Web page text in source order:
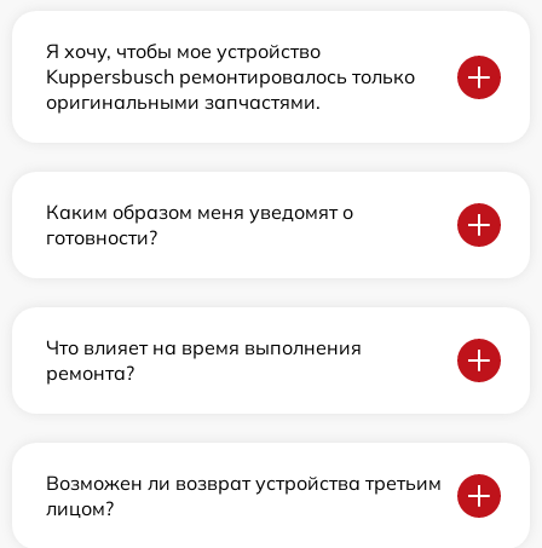
Я хочу, чтобы мое устройство
Kuppersbusch ремонтировалось только
оригинальными запчастями.
Каким образом меня уведомят о
готовности?
Что влияет на время выполнения
ремонта?
Возможен ли возврат устройства третьим
лицом?